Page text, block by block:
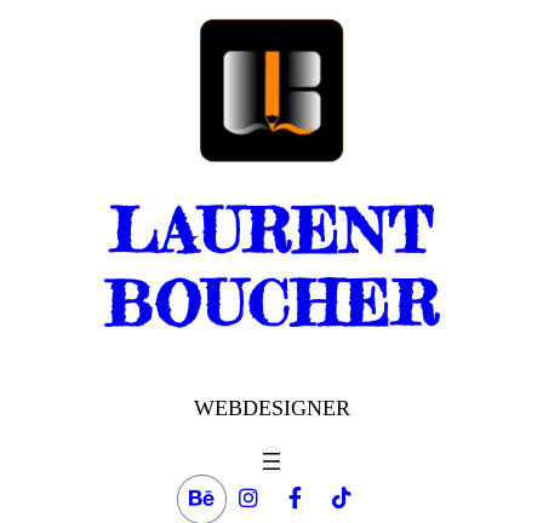
LAURENT
BOUCHER
WEBDESIGNER